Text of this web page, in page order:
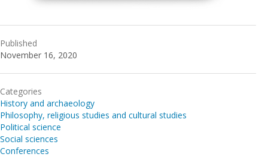
Published
November 16, 2020
Categories
History and archaeology
Philosophy, religious studies and cultural studies
Political science
Social sciences
Conferences